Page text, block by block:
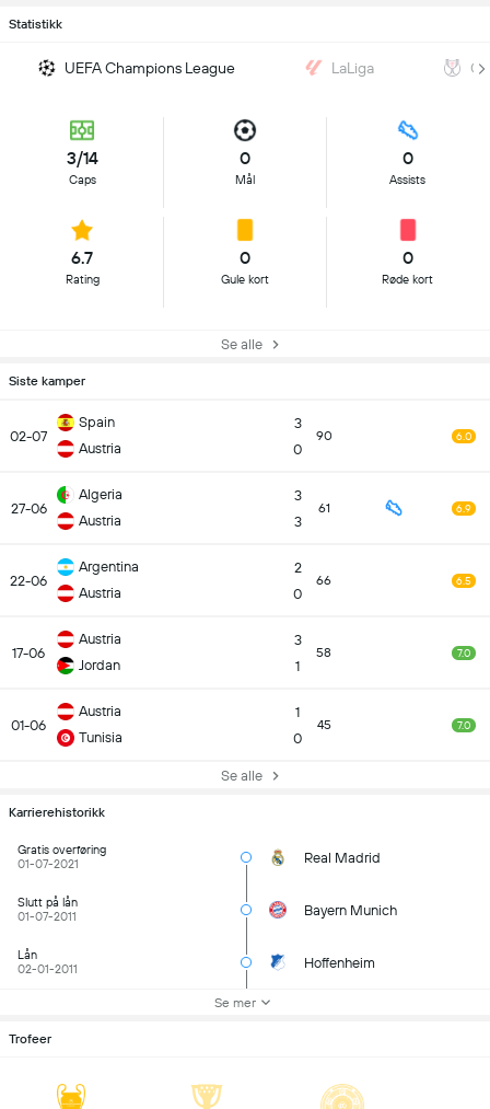
Statistikk
UEFA Champions League LaLiga
3/14
Caps
0
Mål
0
Assists
6.7
Rating
0
Gule kort
0
Røde kort
Se alle
Siste kamper
02-07
Spain
Austria
3
0
90 6.0
27-06
Algeria
Austria
3
3
61 6.9
22-06
Argentina
Austria
2
0
66 6.5
17-06
Austria
Jordan
3
1
58 7.0
01-06
Austria
Tunisia
1
0
45 7.0
Se alle
Karrierehistorikk
Gratis overføring
01-07-2021
Real Madrid
Slutt på lån
01-07-2011
Bayern Munich
Lån
02-01-2011
Hoffenheim
Se mer
Trofeer